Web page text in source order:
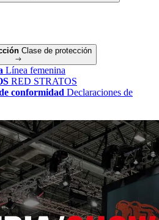
Clase de protección
Línea femenina
RED STRATOS
conformidad Declaraciones de